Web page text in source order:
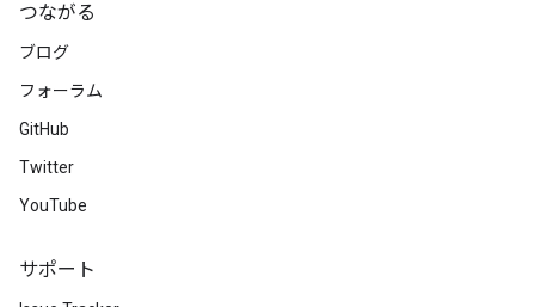
つながる
ブログ
フォーラム
GitHub
Twitter
YouTube
サポート